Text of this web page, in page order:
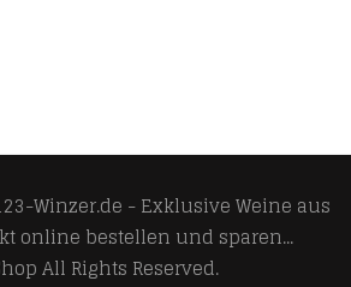
Winzer.de - Exklusive Weine aus
online bestellen und sparen...
All Rights Reserved.